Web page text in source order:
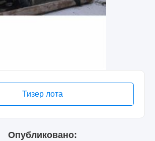
Тизер лота
Опубликовано: